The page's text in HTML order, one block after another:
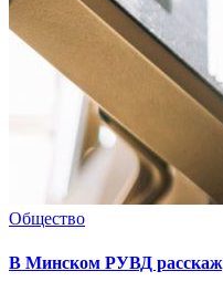
Общество
В Минском РУВД